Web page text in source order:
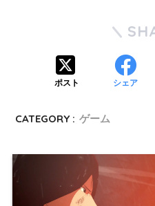
ポスト シェア
CATEGORY : ゲーム